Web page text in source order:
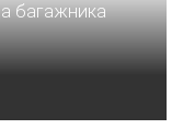
багажника